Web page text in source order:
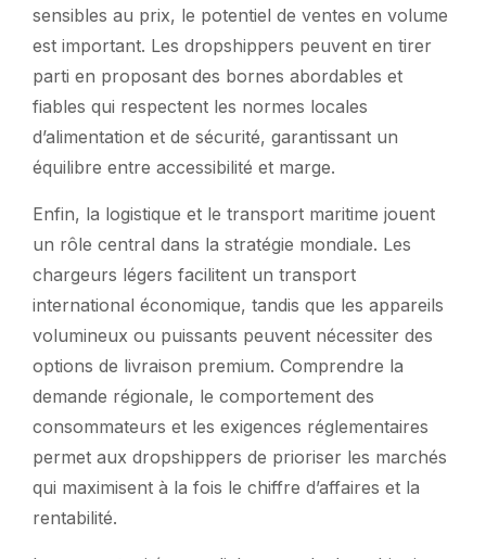
sensibles au prix, le potentiel de ventes en volume
est important. Les dropshippers peuvent en tirer
parti en proposant des bornes abordables et
fiables qui respectent les normes locales
d’alimentation et de sécurité, garantissant un
équilibre entre accessibilité et marge.
Enfin, la logistique et le transport maritime jouent
un rôle central dans la stratégie mondiale. Les
chargeurs légers facilitent un transport
international économique, tandis que les appareils
volumineux ou puissants peuvent nécessiter des
options de livraison premium. Comprendre la
demande régionale, le comportement des
consommateurs et les exigences réglementaires
permet aux dropshippers de prioriser les marchés
qui maximisent à la fois le chiffre d’affaires et la
rentabilité.